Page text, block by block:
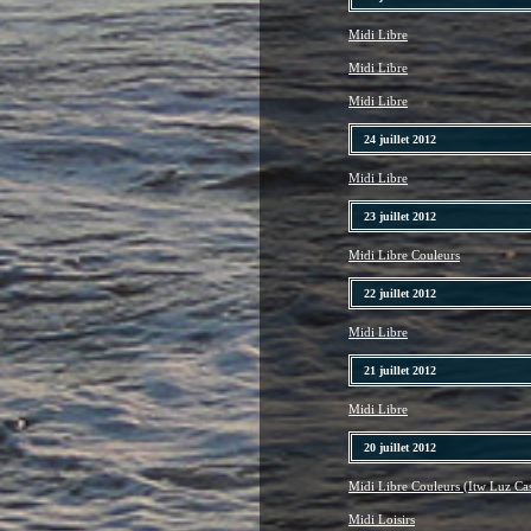
Midi Libre
Midi Libre
Midi Libre
24 juillet 2012
Midi Libre
23 juillet 2012
Midi Libre Couleurs
22 juillet 2012
Midi Libre
21 juillet 2012
Midi Libre
20 juillet 2012
Midi Libre Couleurs (Itw Luz
Midi Loisirs